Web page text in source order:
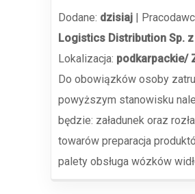
Dodane: dzisiaj |
Logistics Distribution Sp.
Lokalizacja: podkarpackie/
Do obowiązków osoby
powyższym stanowisku
będzie: załadunek oraz
towarów preparacja
palety obsługa wózków